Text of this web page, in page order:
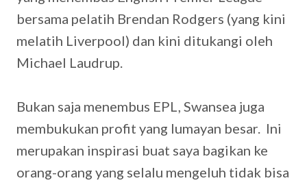
bersama pelatih Brendan Rodgers (yang kini
melatih Liverpool) dan kini ditukangi oleh
Michael Laudrup.
Bukan saja menembus EPL, Swansea juga
membukukan profit yang lumayan besar. Ini
merupakan inspirasi buat saya bagikan ke
orang-orang yang selalu mengeluh tidak bisa